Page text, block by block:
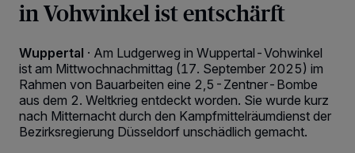
in Vohwinkel ist entschärft
Wuppertal · Am Ludgerweg in Wuppertal-Vohwinkel
ist am Mittwochnachmittag (17. September 2025) im
Rahmen von Bauarbeiten eine 2,5-Zentner-Bombe
aus dem 2. Weltkrieg entdeckt worden. Sie wurde kurz
nach Mitternacht durch den Kampfmittelräumdienst der
Bezirksregierung Düsseldorf unschädlich gemacht.